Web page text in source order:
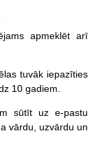
apmeklēt arī
tuvāk iepazīties
10 gadiem.
sūtīt uz e-pastu
vārdu, uzvārdu un